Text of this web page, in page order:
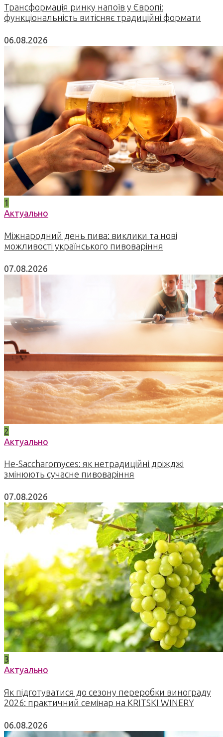
Трансформація ринку напоїв у Європі:
функціональність витісняє традиційні формати
06.08.2026
1
Актуально
Міжнародний день пива: виклики та нові
можливості українського пивоваріння
07.08.2026
2
Актуально
Не-Saccharomyces: як нетрадиційні дріжджі
змінюють сучасне пивоваріння
07.08.2026
3
Актуально
Як підготуватися до сезону переробки винограду
2026: практичний семінар на KRITSKI WINERY
06.08.2026